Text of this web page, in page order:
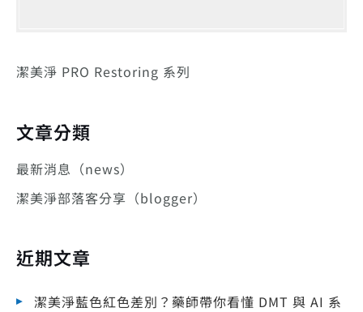
潔美淨 PRO Restoring 系列
文章分類
最新消息（news）
潔美淨部落客分享（blogger）
近期文章
潔美淨藍色紅色差別？藥師帶你看懂 DMT 與 AI 系